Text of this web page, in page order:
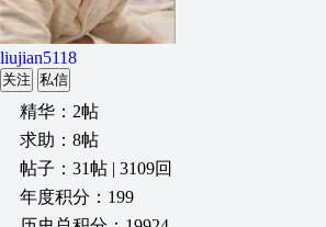
liujian5118
关注 私信
精华：2帖
求助：8帖
帖子：31帖 | 3109回
年度积分：199